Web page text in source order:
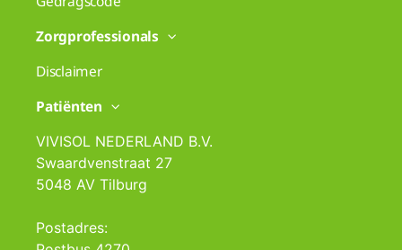
Zorgprofessionals
Disclaimer
Patiënten
VIVISOL NEDERLAND B.V.
Swaardvenstraat 27
5048 AV Tilburg
Postadres: